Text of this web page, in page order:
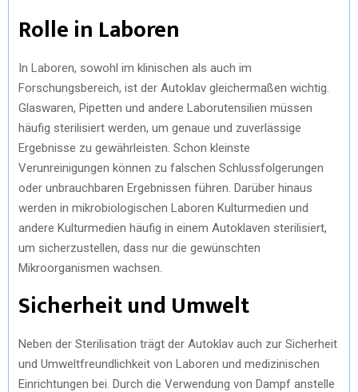
Rolle in Laboren
In Laboren, sowohl im klinischen als auch im
Forschungsbereich, ist der Autoklav gleichermaßen wichtig.
Glaswaren, Pipetten und andere Laborutensilien müssen
häufig sterilisiert werden, um genaue und zuverlässige
Ergebnisse zu gewährleisten. Schon kleinste
Verunreinigungen können zu falschen Schlussfolgerungen
oder unbrauchbaren Ergebnissen führen. Darüber hinaus
werden in mikrobiologischen Laboren Kulturmedien und
andere Kulturmedien häufig in einem Autoklaven sterilisiert,
um sicherzustellen, dass nur die gewünschten
Mikroorganismen wachsen.
Sicherheit und Umwelt
Neben der Sterilisation trägt der Autoklav auch zur Sicherheit
und Umweltfreundlichkeit von Laboren und medizinischen
Einrichtungen bei. Durch die Verwendung von Dampf anstelle